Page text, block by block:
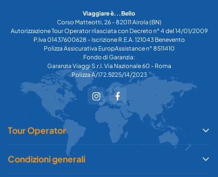
Viaggiare è...Bello
Corso Matteotti, 26 - 82011 Airola (BN)
Autorizzazione Tour Operator rilasciata con Decreto n° 4 del 14/01/2009
P.Iva 01437600628 - Iscrizione R.E.A. 121043 Benevento
Polizza Assicurativa EuropAssistance n° 8511410
Fondo di Garanzia:
Garanzia Viaggi S.r.l. Via Nazionale 60 - Roma
Polizza A/172.5225/14/2023
Tour Operator
Condizioni generali